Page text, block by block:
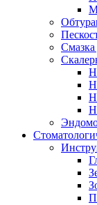
Смазка